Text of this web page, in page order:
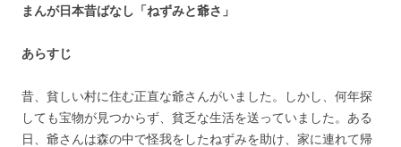
まんが日本昔ばなし「ねずみと爺さ」
あらすじ
昔、貧しい村に住む正直な爺さんがいました。しかし、何年探
しても宝物が見つからず、貧乏な生活を送っていました。ある
日、爺さんは森の中で怪我をしたねずみを助け、家に連れて帰